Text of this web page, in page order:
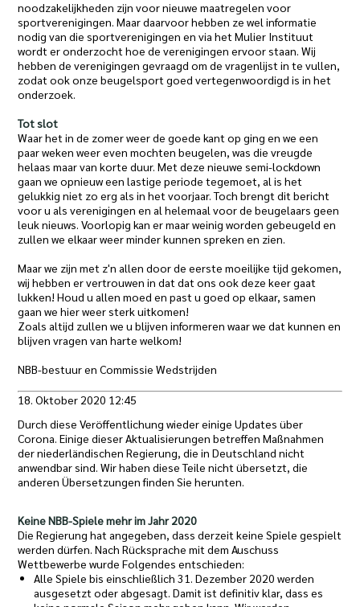
noodzakelijkheden zijn voor nieuwe maatregelen voor
sportverenigingen. Maar daarvoor hebben ze wel informatie
nodig van die sportverenigingen en via het Mulier Instituut
wordt er onderzocht hoe de verenigingen ervoor staan. Wij
hebben de verenigingen gevraagd om de vragenlijst in te vullen,
zodat ook onze beugelsport goed vertegenwoordigd is in het
onderzoek.
Tot slot
Waar het in de zomer weer de goede kant op ging en we een
paar weken weer even mochten beugelen, was die vreugde
helaas maar van korte duur. Met deze nieuwe semi-lockdown
gaan we opnieuw een lastige periode tegemoet, al is het
gelukkig niet zo erg als in het voorjaar. Toch brengt dit bericht
voor u als verenigingen en al helemaal voor de beugelaars geen
leuk nieuws. Voorlopig kan er maar weinig worden gebeugeld en
zullen we elkaar weer minder kunnen spreken en zien.
Maar we zijn met z'n allen door de eerste moeilijke tijd gekomen,
wij hebben er vertrouwen in dat dat ons ook deze keer gaat
lukken! Houd u allen moed en past u goed op elkaar, samen
gaan we hier weer sterk uitkomen!
Zoals altijd zullen we u blijven informeren waar we dat kunnen en
blijven vragen van harte welkom!
NBB-bestuur en Commissie Wedstrijden
18. Oktober 2020 12:45
Durch diese Veröffentlichung wieder einige Updates über
Corona. Einige dieser Aktualisierungen betreffen Maßnahmen
der niederländischen Regierung, die in Deutschland nicht
anwendbar sind. Wir haben diese Teile nicht übersetzt, die
anderen Übersetzungen finden Sie herunten.
Keine NBB-Spiele mehr im Jahr 2020
Die Regierung hat angegeben, dass derzeit keine Spiele gespielt
werden dürfen. Nach Rücksprache mit dem Auschuss
Wettbewerbe wurde Folgendes entschieden:
Alle Spiele bis einschließlich 31. Dezember 2020 werden
ausgesetzt oder abgesagt. Damit ist definitiv klar, dass es